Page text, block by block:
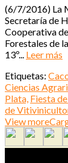
(6/7/2016) La
Secretaría de
Cooperativa
Forestales de
13º... Leer más
Etiquetas:
Ciencias
Plata, Fiesta
de
View more